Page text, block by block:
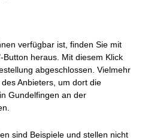
verfügbar ist, finden Sie mit
heraus. Mit diesem Klick
abgeschlossen. Vielmehr
Anbieters, um dort die
Gundelfingen an der
sind Beispiele und stellen nicht